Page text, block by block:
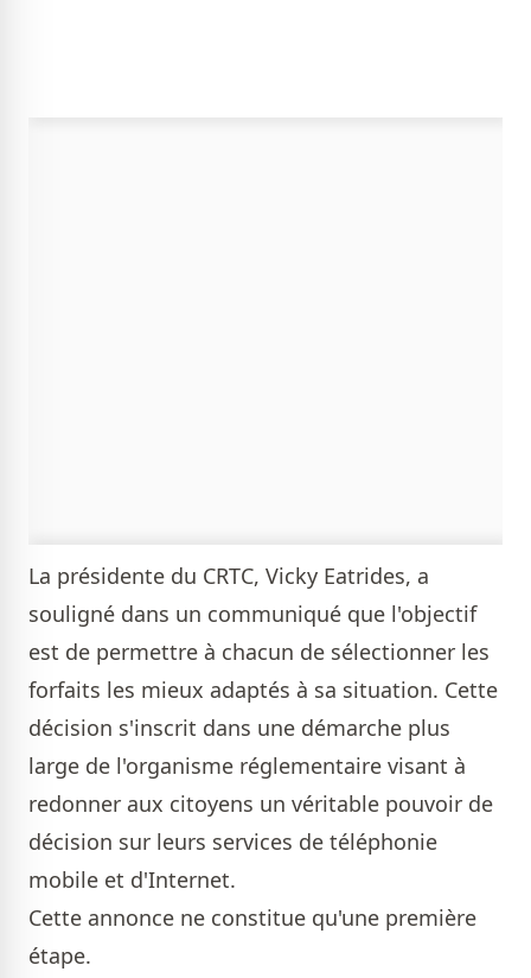
La présidente du CRTC, Vicky Eatrides, a
souligné dans un communiqué que l'objectif
est de permettre à chacun de sélectionner les
forfaits les mieux adaptés à sa situation. Cette
décision s'inscrit dans une démarche plus
large de l'organisme réglementaire visant à
redonner aux citoyens un véritable pouvoir de
décision sur leurs services de téléphonie
mobile et d'Internet.
Cette annonce ne constitue qu'une première
étape.